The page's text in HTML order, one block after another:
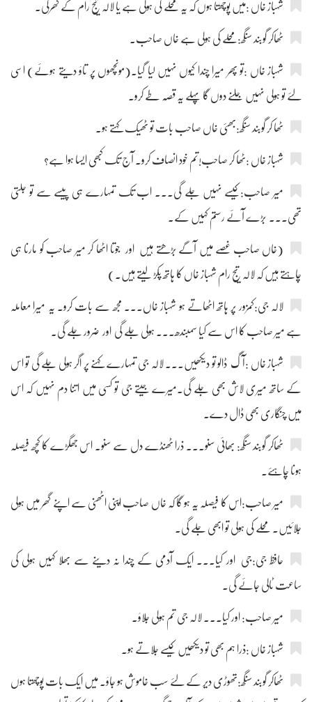
شہباز خاں :میں پوچھتا ہوں کہ یہ محلے کی ہولی ہے یا لالہ تیج رام کے گھرکی۔
ٹھاکر گوبند سنگھ:محلے کی ہولی ہے خاں صاحب۔
شہباز خاں :تو پھر میرا چندا کیوں نہیں لیا گیا۔(مونچھوں پر تاؤ دیتے ہوئے) اسی
لئے تو ہولی نہیں جلنے دوں گا پہلے یہ قصہ طے کرو۔
ٹھا کر گوبند سنگھ:بھئی خاں صاحب بات تو ٹھیک کہتے ہو۔
شہباز خاں :ٹھا کر صاحب!تم خود انصاف کرو۔ آج تک کبھی ایسا ہوا ہے؟
میر صاحب:کیسے نہیں جلے گی۔۔۔ اب تک تمہارے ہی پیسے سے تو جلتی
تھی۔۔۔ بڑے آئے رستم کہیں کے۔
(خاں صاحب غصے میں آگے بڑھتے ہیں اور جوتا اٹھا کر میر صاحب کو مارنا ہی
چاہتے ہیں کہ لالہ تیج رام شہباز خاں کا ہاتھ پکڑ لیتے ہیں۔)
لالہ جی:کمزور پر ہاتھ اٹھاتے ہو شہباز خاں۔۔۔ مجھ سے بات کرو۔ یہ میرا معاملہ
ہے میر صاحب کا اس سے کیا سمبندھ۔۔۔ ہولی جلے گی اور ضرور جلے گی۔
شہباز خاں :آگ ڈالو تو دیکھیں۔۔۔ لالہ جی تمہارے کہنے پر اگر ہولی جلے گی تو اس
کے ساتھ میری لاش بھی جلے گی۔میرے جیتے جی تو کسی میں اتنا دم نہیں کہ اس
میں چنگاری بھی ڈال دے۔
ٹھاکر گوبند سنگھ: بھائی سنو۔۔۔ ذرا ٹھنڈے دل سے سنو۔ اس جھگڑے کا کچھ فیصلہ
ہونا چاہئے۔
میر صاحب:اس کا فیصلہ یہ ہو گا کہ خاں صاحب اپنی اٹھنی سے اپنے گھر میں ہولی
جلائیں۔ محلے کی ہولی تو ابھی جلے گی۔
حافظ جی:جی اور کیا۔۔۔ ایک آدمی کے چندا نہ دینے سے بھلا کہیں ہولی کی
ساعت ٹالی جائے گی۔
میر صاحب: اور کیا۔۔۔ لالہ جی تم ہولی جلاؤ۔
شہباز خاں :ذرا ہم بھی تو دیکھیں کیسے جلاتے ہو۔
ٹھاکر گوبند سنگھ:تھوڑی دیر کے لئے سب خاموش ہو جاؤ۔ میں ایک بات پوچھتا ہوں